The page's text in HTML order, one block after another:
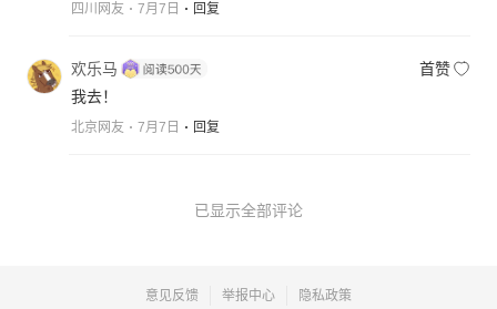
四川网友 7月7日 回复
欢乐马
首赞
我去！
北京网友 7月7日 回复
已显示全部评论
意见反馈 举报中心 隐私政策